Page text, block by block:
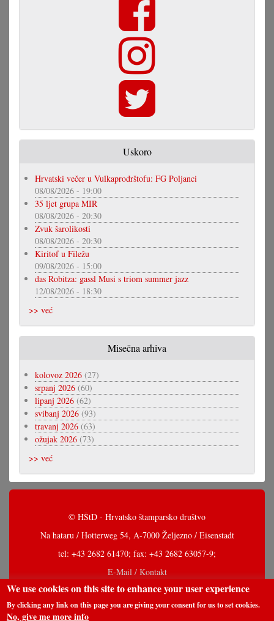
Uskoro
Hrvatski večer u Vulkaprodrštofu: FG Poljanci
08/08/2026 - 19:00
35 ljet grupa MIR
08/08/2026 - 20:30
Zvuk šarolikosti
08/08/2026 - 20:30
Kiritof u Filežu
09/08/2026 - 15:00
das Robitza: gassl Musi s triom summer jazz
12/08/2026 - 18:30
>> već
Misečna arhiva
kolovoz 2026 (27)
srpanj 2026 (60)
lipanj 2026 (62)
svibanj 2026 (93)
travanj 2026 (63)
ožujak 2026 (73)
>> već
© HŠtD - Hrvatsko štamparsko društvo
Na hataru / Hotterweg 54, A-7000 Željezno / Eisenstadt
tel: +43 2682 61470; fax: +43 2682 63057-9;
E-Mail / Kontakt
We use cookies on this site to enhance your user experience
By clicking any link on this page you are giving your consent for us to set cookies.
No, give me more info